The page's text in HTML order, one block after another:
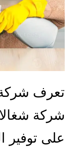
تعرف شركة
شركة
على توفير